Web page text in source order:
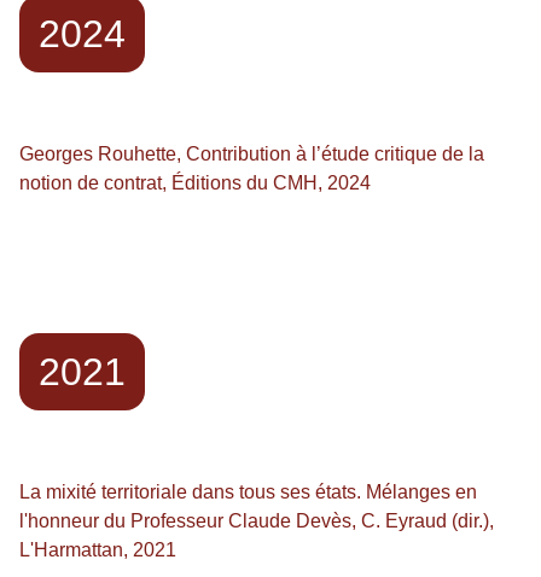
2024
Georges Rouhette, Contribution à l’étude critique de la
notion de contrat, Éditions du CMH, 2024
2021
La mixité territoriale dans tous ses états. Mélanges en
l'honneur du Professeur Claude Devès, C. Eyraud (dir.),
L'Harmattan, 2021